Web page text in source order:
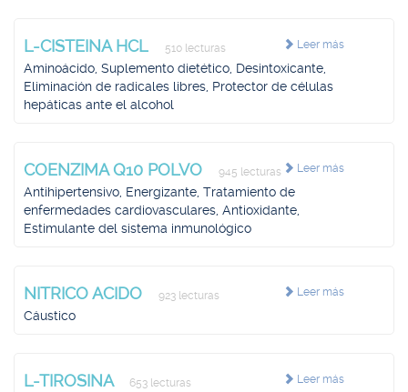
Leer más
L-CISTEINA HCL 510 lecturas
Aminoácido, Suplemento dietético, Desintoxicante,
Eliminación de radicales libres, Protector de células
hepáticas ante el alcohol
Leer más
COENZIMA Q10 POLVO 945 lecturas
Antihipertensivo, Energizante, Tratamiento de
enfermedades cardiovasculares, Antioxidante,
Estimulante del sistema inmunológico
Leer más
NITRICO ACIDO 923 lecturas
Cáustico
Leer más
L-TIROSINA 653 lecturas